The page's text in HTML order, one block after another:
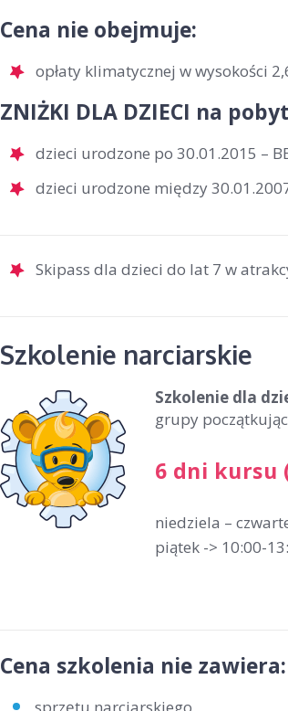
Cena nie obejmuje:
opłaty klimatycznej w wysokości
ZNIŻKI DLA DZIECI na
dzieci urodzone po 30.01.2015 –
dzieci urodzone między
Skipass dla dzieci do lat 7 w
Szkolenie narciarskie
Szkolenie dla
grupy
6 dni kursu
niedziela –
piątek -> 10:00-
Cena szkolenia nie zawiera: